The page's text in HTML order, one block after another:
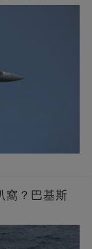
窩？巴基斯